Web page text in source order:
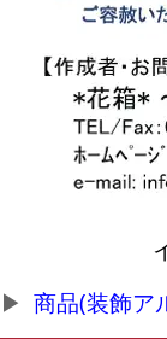
商品(装飾ア